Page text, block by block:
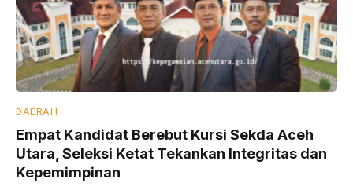
DAERAH
Empat Kandidat Berebut Kursi Sekda Aceh
Utara, Seleksi Ketat Tekankan Integritas dan
Kepemimpinan